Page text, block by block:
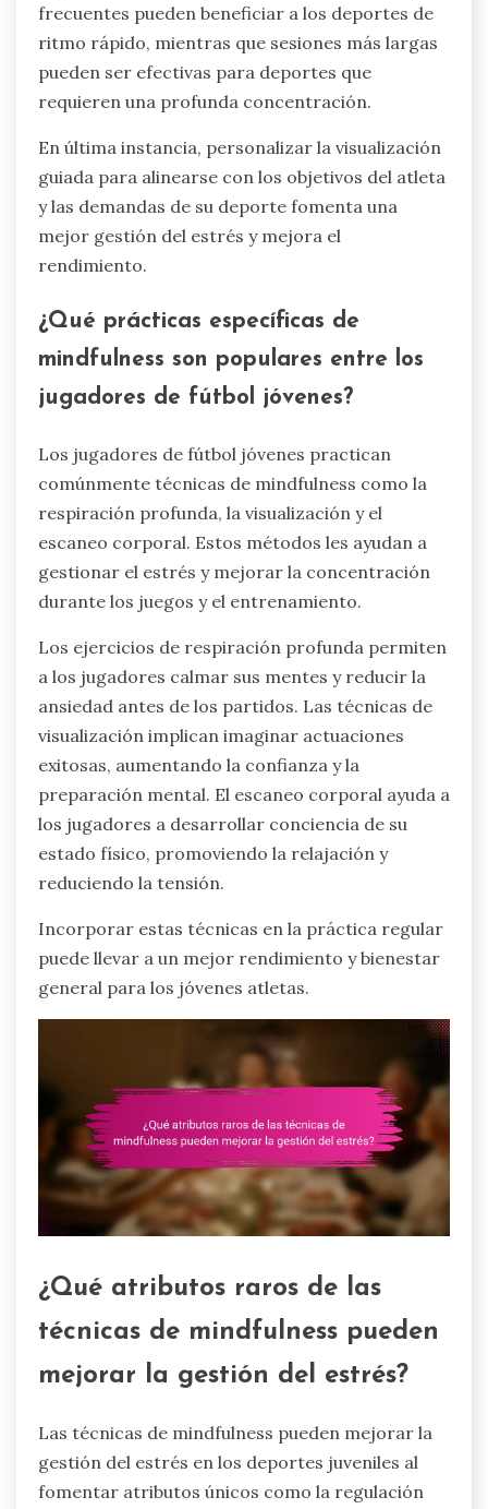
frecuentes pueden beneficiar a los deportes de
ritmo rápido, mientras que sesiones más largas
pueden ser efectivas para deportes que
requieren una profunda concentración.
En última instancia, personalizar la visualización
guiada para alinearse con los objetivos del atleta
y las demandas de su deporte fomenta una
mejor gestión del estrés y mejora el
rendimiento.
¿Qué prácticas específicas de
mindfulness son populares entre los
jugadores de fútbol jóvenes?
Los jugadores de fútbol jóvenes practican
comúnmente técnicas de mindfulness como la
respiración profunda, la visualización y el
escaneo corporal. Estos métodos les ayudan a
gestionar el estrés y mejorar la concentración
durante los juegos y el entrenamiento.
Los ejercicios de respiración profunda permiten
a los jugadores calmar sus mentes y reducir la
ansiedad antes de los partidos. Las técnicas de
visualización implican imaginar actuaciones
exitosas, aumentando la confianza y la
preparación mental. El escaneo corporal ayuda a
los jugadores a desarrollar conciencia de su
estado físico, promoviendo la relajación y
reduciendo la tensión.
Incorporar estas técnicas en la práctica regular
puede llevar a un mejor rendimiento y bienestar
general para los jóvenes atletas.
¿Qué atributos raros de las
técnicas de mindfulness pueden
mejorar la gestión del estrés?
Las técnicas de mindfulness pueden mejorar la
gestión del estrés en los deportes juveniles al
fomentar atributos únicos como la regulación